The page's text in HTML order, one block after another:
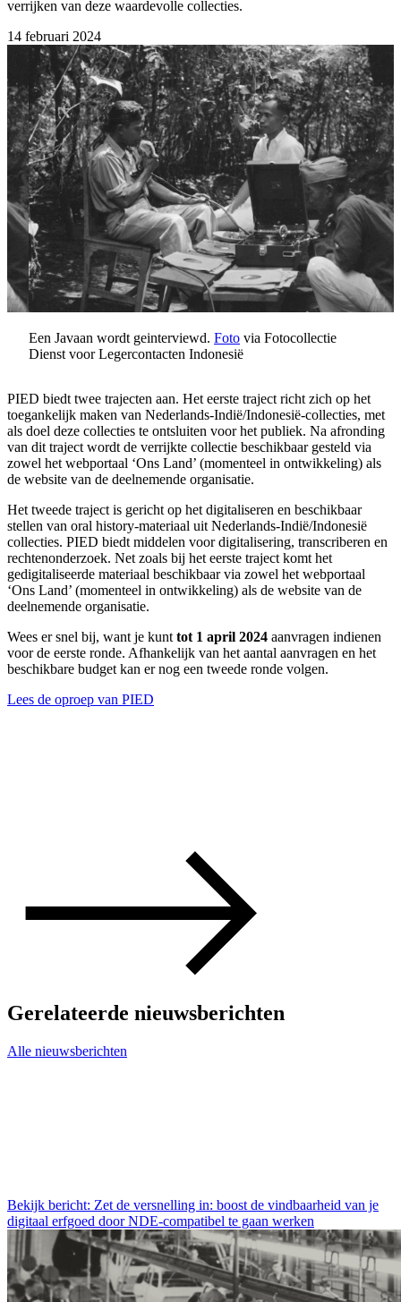
verrijken van deze waardevolle collecties.
14 februari 2024
Een Javaan wordt geinterviewd. Foto via Fotocollectie
Dienst voor Legercontacten Indonesië
PIED biedt twee trajecten aan. Het eerste traject richt zich op het
toegankelijk maken van Nederlands-Indië/Indonesië-collecties, met
als doel deze collecties te ontsluiten voor het publiek. Na afronding
van dit traject wordt de verrijkte collectie beschikbaar gesteld via
zowel het webportaal ‘Ons Land’ (momenteel in ontwikkeling) als
de website van de deelnemende organisatie.
Het tweede traject is gericht op het digitaliseren en beschikbaar
stellen van oral history-materiaal uit Nederlands-Indië/Indonesië
collecties. PIED biedt middelen voor digitalisering, transcriberen en
rechtenonderzoek. Net zoals bij het eerste traject komt het
gedigitaliseerde materiaal beschikbaar via zowel het webportaal
‘Ons Land’ (momenteel in ontwikkeling) als de website van de
deelnemende organisatie.
Wees er snel bij, want je kunt tot 1 april 2024 aanvragen indienen
voor de eerste ronde. Afhankelijk van het aantal aanvragen en het
beschikbare budget kan er nog een tweede ronde volgen.
Lees de oproep van PIED
Gerelateerde nieuwsberichten
Alle nieuwsberichten
Bekijk bericht: Zet de versnelling in: boost de vindbaarheid van je
digitaal erfgoed door NDE-compatibel te gaan werken